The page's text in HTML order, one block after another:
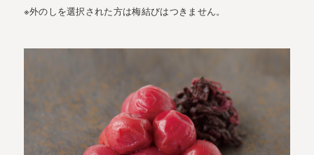
※外のしを選択された方は梅結びはつきません。